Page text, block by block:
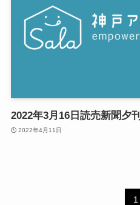
2022年3月16日読売新聞夕刊
2022年4月11日
1